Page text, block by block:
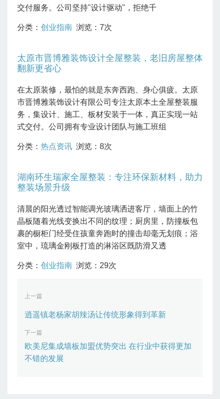
交付服务。公司坚持"设计驱动"，拒绝千
分类： 创业指南 浏览：7次
太原市晋博雅装饰设计全屋整装，老旧房屋整体
翻新更省心
在太原装修，最怕的就是东奔西跑、身心俱疲。太原
市晋博雅装饰设计有限公司专注太原本土全屋整装服
务，集设计、施工、板材安装于一体，真正实现一站
式交付。公司拥有专业设计团队与施工班组
分类： 热点资讯 浏览：8次
湖南环生瑞家全屋整装：专注环保新材料，助力
整装场景升级
清晨的阳光透过智能调光玻璃洒进客厅，墙面上的竹
晶板随着光线变换出不同的纹理；厨房里，防撞板包
裹的橱柜门经受住孩童奔跑时的撞击却毫无划痕；浴
室中，琉璃金刚板打造的淋浴区既防滑又透
分类： 创业指南 浏览：29次
上一篇
逍遥镇老杨家胡辣汤让传统形象得到革新
下一篇
欧美尼集成墙板加盟优势突出 在行业中获得更加
不错的发展